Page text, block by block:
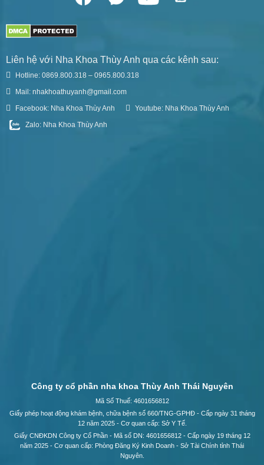
Liên hệ với Nha Khoa Thùy Anh qua các kênh sau:
Hotline: 0869.800.318 – 0965.800.318
Mail: nhakhoathuyanh@gmail.com
Facebook: Nha Khoa Thùy Anh
Youtube: Nha Khoa Thùy Anh
Zalo: Nha Khoa Thùy Anh
Công ty cổ phần nha khoa Thùy Anh Thái Nguyên
Mã Số Thuế: 4601656812
Giấy phép hoạt động khám bệnh, chữa bệnh số 660/TNG-GPHĐ - Cấp ngày 31 tháng
12 năm 2025 - Cơ quan cấp: Sở Y Tế.
Giấy CNĐKDN Công ty Cổ Phần - Mã số DN: 4601656812 - Cấp ngày 19 tháng 12
năm 2025 - Cơ quan cấp: Phòng Đăng Ký Kinh Doanh - Sở Tài Chính tỉnh Thái
Nguyên.